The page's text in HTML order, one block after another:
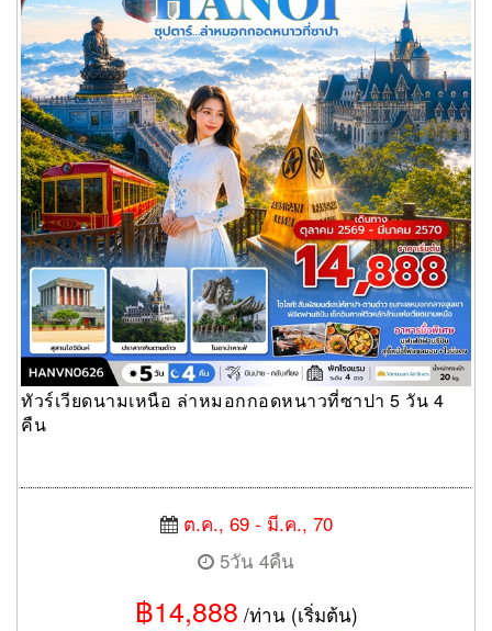
ทัวร์เวียดนามเหนือ ล่าหมอกกอดหนาวที่ซาปา 5 วัน 4
คืน
ต.ค., 69 - มี.ค., 70
5วัน 4คืน
฿14,888 /ท่าน (เริ่มต้น)